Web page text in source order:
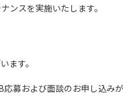
掲載期
ンスを実施いたします。
ます。
募および面談のお申し込み